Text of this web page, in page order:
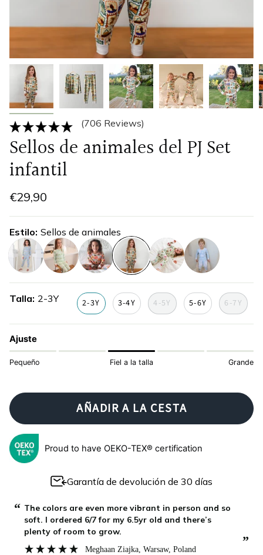
(706 Reviews)
Sellos de animales del PJ Set
infantil
€29,90
Estilo Sellos de animales
sellos-
animales
Talla 2-3Y 2-3Y 3-4Y 4-5Y 5-6Y 6-7Y
Ajuste
Pequeño Fiel a la talla Grande
AÑADIR A LA CESTA
Proud to have OEKO-TEX® certification
Garantía de devolución de 30 días
“
”
Plenty of room for growth and such quality. I
washed per care instructions and no fading and
hung dry. They are perfect.
Meghaan Ziajka, Warsaw, Poland